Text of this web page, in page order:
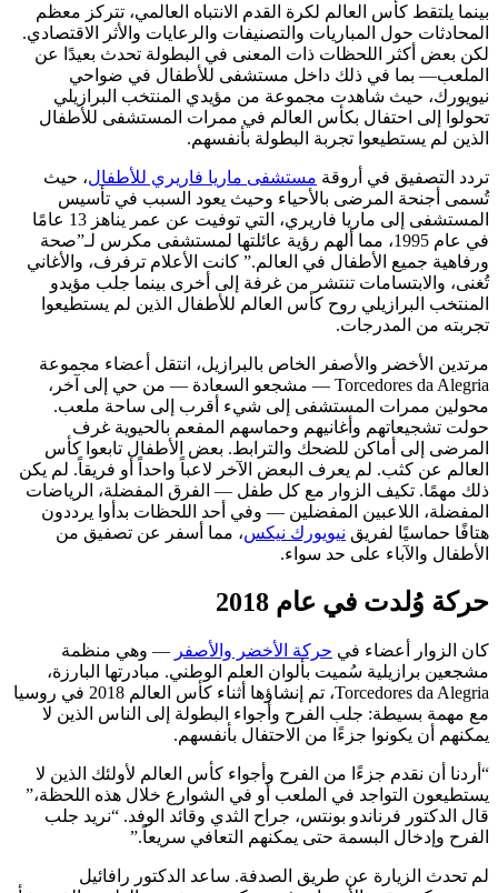
بينما يلتقط كأس العالم لكرة القدم الانتباه العالمي، تتركز معظم
المحادثات حول المباريات والتصنيفات والرعايات والأثر الاقتصادي.
لكن بعض أكثر اللحظات ذات المعنى في البطولة تحدث بعيدًا عن
الملعب— بما في ذلك داخل مستشفى للأطفال في ضواحي
نيويورك، حيث شاهدت مجموعة من مؤيدي المنتخب البرازيلي
تحولوا إلى احتفال بكأس العالم في ممرات المستشفى للأطفال
الذين لم يستطيعوا تجربة البطولة بأنفسهم.
تردد التصفيق في أروقة مستشفى ماريا فاريري للأطفال، حيث
تُسمى أجنحة المرضى بالأحياء وحيث يعود السبب في تأسيس
المستشفى إلى ماريا فاريري، التي توفيت عن عمر يناهز 13 عامًا
في عام 1995، مما ألهم رؤية عائلتها لمستشفى مكرس لـ”صحة
ورفاهية جميع الأطفال في العالم.” كانت الأعلام ترفرف، والأغاني
تُغنى، والابتسامات تنتشر من غرفة إلى أخرى بينما جلب مؤيدو
المنتخب البرازيلي روح كأس العالم للأطفال الذين لم يستطيعوا
تجربته من المدرجات.
مرتدين الأخضر والأصفر الخاص بالبرازيل، انتقل أعضاء مجموعة
Torcedores da Alegria — مشجعو السعادة — من حي إلى آخر،
محولين ممرات المستشفى إلى شيء أقرب إلى ساحة ملعب.
حولت تشجيعاتهم وأغانيهم وحماسهم المفعم بالحيوية غرف
المرضى إلى أماكن للضحك والترابط. بعض الأطفال تابعوا كأس
العالم عن كثب. لم يعرف البعض الآخر لاعباً واحداً أو فريقاً. لم يكن
ذلك مهمًا. تكيف الزوار مع كل طفل — الفرق المفضلة، الرياضات
المفضلة، اللاعبين المفضلين — وفي أحد اللحظات بدأوا يرددون
هتافًا حماسيًا لفريق نيويورك نيكس، مما أسفر عن تصفيق من
الأطفال والآباء على حد سواء.
حركة وُلدت في عام 2018
كان الزوار أعضاء في حركة الأخضر والأصفر — وهي منظمة
مشجعين برازيلية سُميت بألوان العلم الوطني. مبادرتها البارزة،
Torcedores da Alegria، تم إنشاؤها أثناء كأس العالم 2018 في روسيا
مع مهمة بسيطة: جلب الفرح وأجواء البطولة إلى الناس الذين لا
يمكنهم أن يكونوا جزءًا من الاحتفال بأنفسهم.
“أردنا أن نقدم جزءًا من الفرح وأجواء كأس العالم لأولئك الذين لا
يستطيعون التواجد في الملعب أو في الشوارع خلال هذه اللحظة،”
قال الدكتور فرناندو بونتس، جراح الثدي وقائد الوفد. “نريد جلب
الفرح وإدخال البسمة حتى يمكنهم التعافي سريعاً.”
لم تحدث الزيارة عن طريق الصدفة. ساعد الدكتور رافائيل